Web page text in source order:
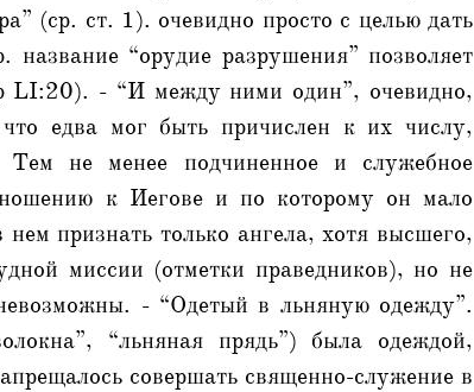
(ср. ст. 1). очевидно просто с целью дать
название “орудие разрушения” позволяет
LI:20). - “И между ними один”, очевидно,
едва мог быть причислен к их числу,
не менее подчиненное и служебное
к Иегове и по которому он мало
признать только ангела, хотя высшего,
миссии (отметки праведников), но не
- “Одетый в льняную одежду”.
“льняная прядь”) была одеждой,
совершать священно-служение в